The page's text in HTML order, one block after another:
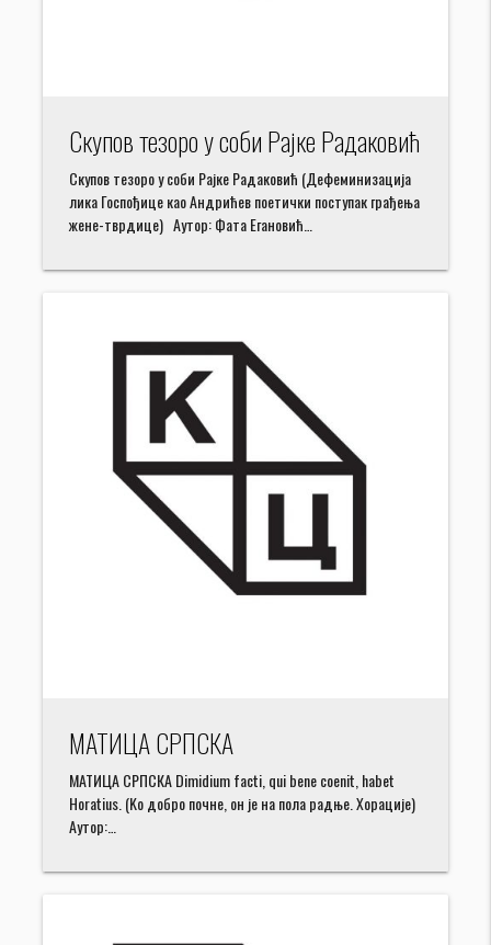
Скупов тезоро у соби Рајке Радаковић
Скупов тезоро у соби Рајке Радаковић (Дефеминизација
лика Госпођице као Андрићев поетички поступак грађења
жене-тврдице) Аутор: Фата Егановић…
МАТИЦА СРПСКА
МАТИЦА СРПСКА Dimidium facti, qui bene coenit, habet
Horatius. (Kо добро почне, он је на пола радње. Хорације)
Аутор:…